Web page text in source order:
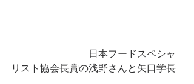
日本フードスペシャ
リスト協会長賞の浅野さんと矢口学長